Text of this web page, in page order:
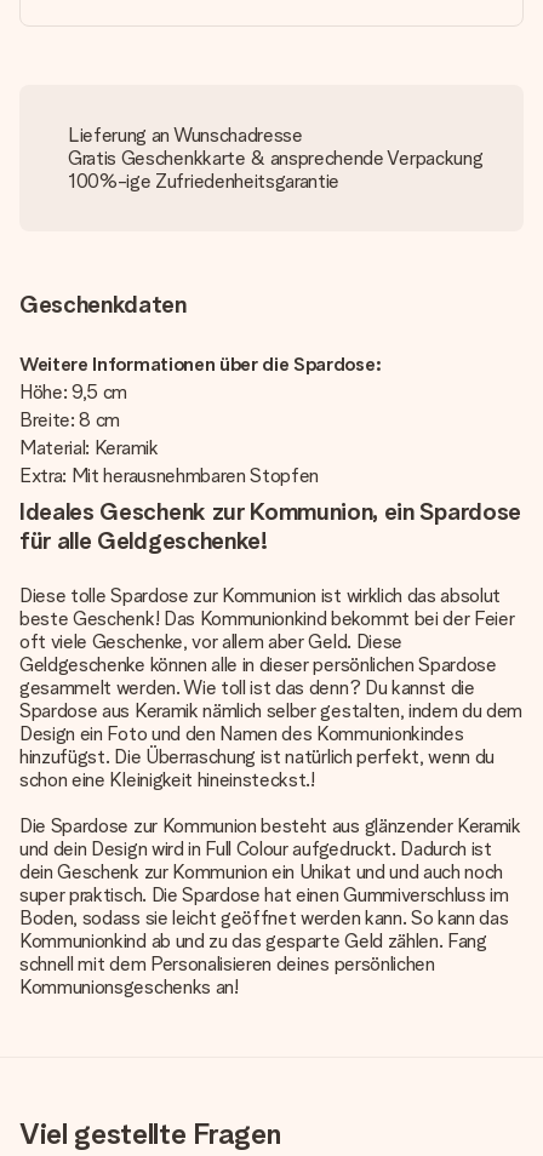
Lieferung an Wunschadresse
Gratis Geschenkkarte & ansprechende Verpackung
100%-ige Zufriedenheitsgarantie
Geschenkdaten
Weitere Informationen über die Spardose:
Höhe: 9,5 cm
Breite: 8 cm
Material: Keramik
Extra: Mit herausnehmbaren Stopfen
Ideales Geschenk zur Kommunion, ein Spardose
für alle Geldgeschenke!
Diese tolle Spardose zur Kommunion ist wirklich das absolut
beste Geschenk! Das Kommunionkind bekommt bei der Feier
oft viele Geschenke, vor allem aber Geld. Diese
Geldgeschenke können alle in dieser persönlichen Spardose
gesammelt werden. Wie toll ist das denn? Du kannst die
Spardose aus Keramik nämlich selber gestalten, indem du dem
Design ein Foto und den Namen des Kommunionkindes
hinzufügst. Die Überraschung ist natürlich perfekt, wenn du
schon eine Kleinigkeit hineinsteckst.!
Die Spardose zur Kommunion besteht aus glänzender Keramik
und dein Design wird in Full Colour aufgedruckt. Dadurch ist
dein Geschenk zur Kommunion ein Unikat und und auch noch
super praktisch. Die Spardose hat einen Gummiverschluss im
Boden, sodass sie leicht geöffnet werden kann. So kann das
Kommunionkind ab und zu das gesparte Geld zählen. Fang
schnell mit dem Personalisieren deines persönlichen
Kommunionsgeschenks an!
Viel gestellte Fragen